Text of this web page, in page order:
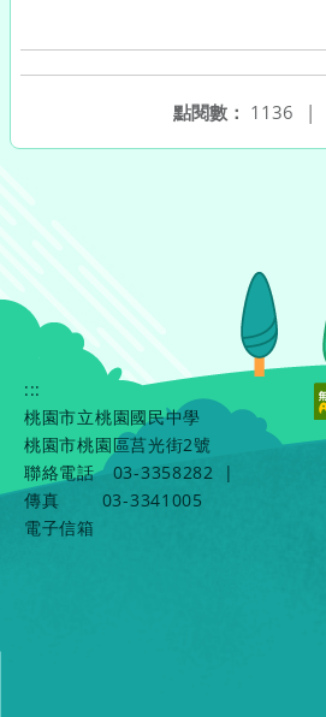
點閱數： 1136 |
:::
桃園市立桃園國民中學
桃園市桃園區莒光街2號
聯絡電話
03-3358282
|
傳真
03-3341005
電子信箱